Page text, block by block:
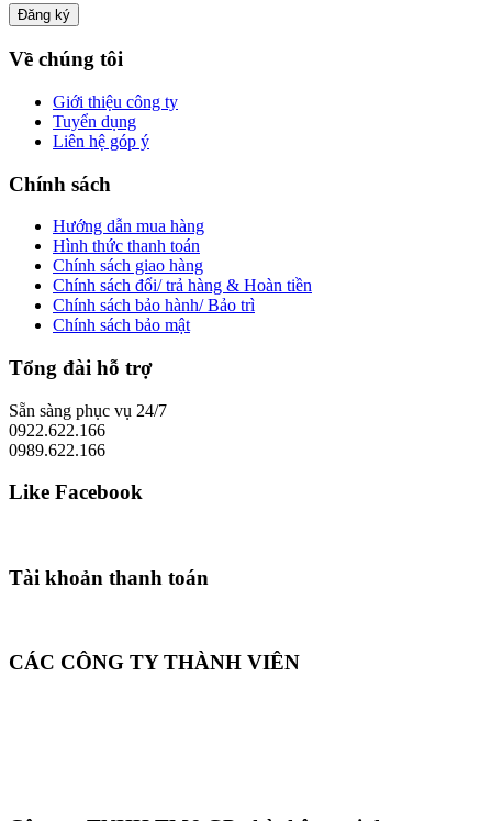
Về chúng tôi
Giới thiệu công ty
Tuyển dụng
Liên hệ góp ý
Chính sách
Hướng dẫn mua hàng
Hình thức thanh toán
Chính sách giao hàng
Chính sách đổi/ trả hàng & Hoàn tiền
Chính sách bảo hành/ Bảo trì
Chính sách bảo mật
Tổng đài hỗ trợ
Sẵn sàng phục vụ 24/7
0922.622.166
0989.622.166
Like Facebook
Tài khoản thanh toán
CÁC CÔNG TY THÀNH VIÊN